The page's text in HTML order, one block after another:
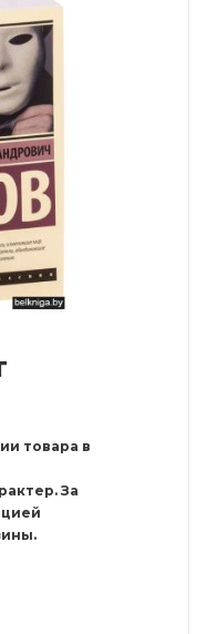
товара в
За